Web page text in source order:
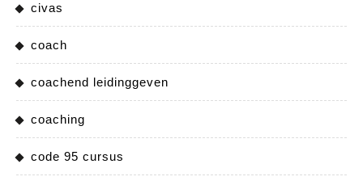
civas
coach
coachend leidinggeven
coaching
code 95 cursus